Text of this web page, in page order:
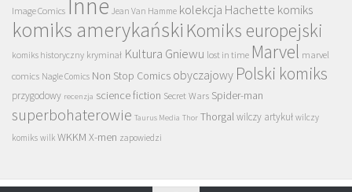
Image Comics Inne Jean Van Hamme kolekcja Hachette komiks
komiks amerykański Komiks europejski
komiks historyczny kryminał Kultura Gniewu lost in time Marvel marvel
comics Nagle Comics Non Stop Comics obyczajowy Polski komiks
przygodowy recenzja science fiction Secret Wars Spider-man
superbohaterowie Taurus Media Thor Thorgalwilczy artykuł wilczy
komiks wilk WKKM X-men zapowiedzi